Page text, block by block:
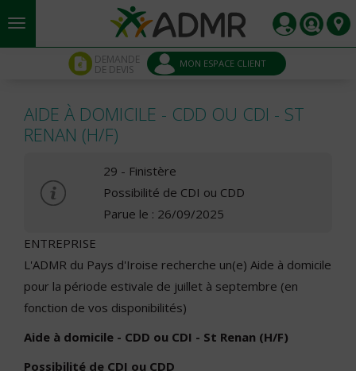
Aller au contenu principal
DEMANDE
DE DEVIS MON ESPACE CLIENT
AIDE À DOMICILE - CDD OU CDI - ST
RENAN (H/F)
29 - Finistère
Possibilité de CDI ou CDD
Parue le : 26/09/2025
ENTREPRISE
L'ADMR du Pays d'Iroise recherche un(e) Aide à domicile
pour la période estivale de juillet à septembre (en
fonction de vos disponibilités)
Aide à domicile - CDD ou CDI - St Renan (H/F)
Possibilité de CDI ou CDD
Panneau de gestion des cookies